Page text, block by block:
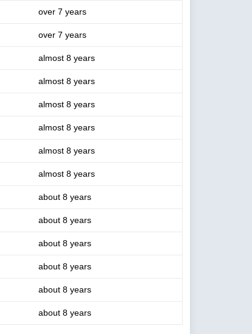
over 7 years
over 7 years
almost 8 years
almost 8 years
almost 8 years
almost 8 years
almost 8 years
almost 8 years
about 8 years
about 8 years
about 8 years
about 8 years
about 8 years
about 8 years